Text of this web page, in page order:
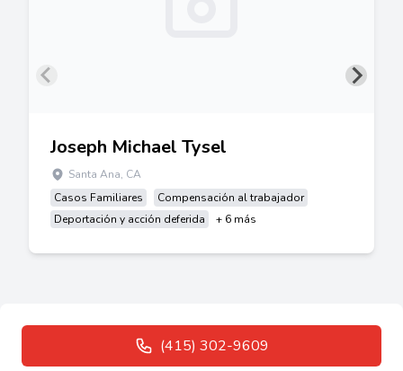
Joseph Michael Tysel
Santa Ana, CA
Casos Familiares
Compensación al trabajador
Deportación y acción deferida
+ 6 más
(415) 302-9609